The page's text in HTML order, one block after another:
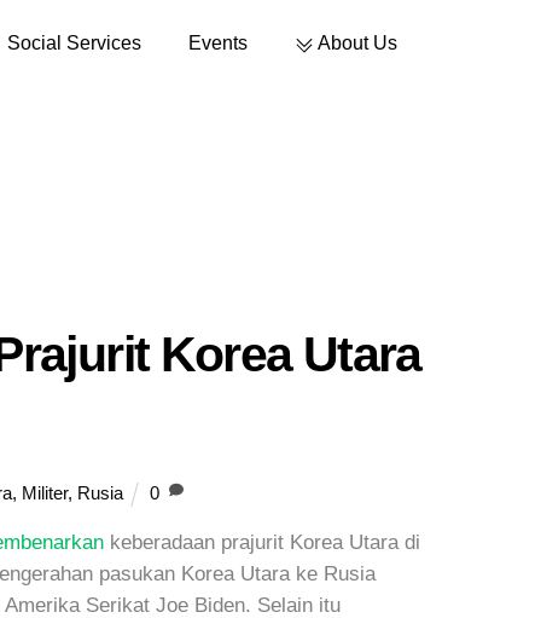
Social Services Events About Us
Korea Utara
, Militer, Rusia 0
keberadaan prajurit Korea Utara di
pasukan Korea Utara ke Rusia
Serikat Joe Biden. Selain itu